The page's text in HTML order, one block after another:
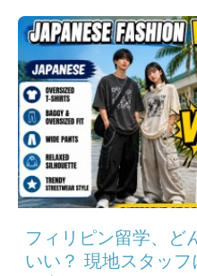
フィリピン留学、ど
いい？ 現地スタッフ